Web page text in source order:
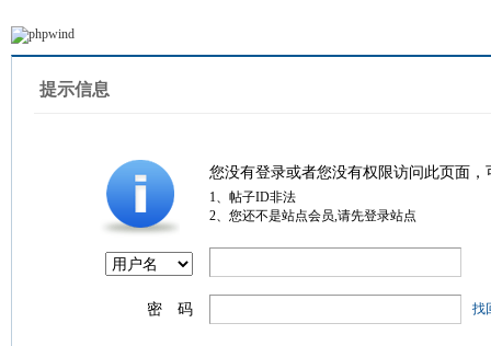
提示信息
您没有登录或者您没有权限访问此页面
1、帖子ID非法
2、您还不是站点会员,请先登录站点
密 码 找